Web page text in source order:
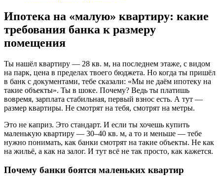
Ипотека на «малую» квартиру: какие
требования банка к размеру
помещения
Ты нашёл квартиру — 28 кв. м, на последнем этаже, с видом
на парк, цена в пределах твоего бюджета. Но когда ты пришёл
в банк с документами, тебе сказали: «Мы не даём ипотеку на
такие объекты». Ты в шоке. Почему? Ведь ты платишь
вовремя, зарплата стабильная, первый взнос есть. А тут —
размер квартиры. Не смотрят на тебя, смотрят на метры.
Это не каприз. Это стандарт. И если ты хочешь купить
маленькую квартиру — 30–40 кв. м, а то и меньше — тебе
нужно понимать, как банки смотрят на такие объекты. Не как
на жильё, а как на залог. И тут всё не так просто, как кажется.
Почему банки боятся маленьких квартир